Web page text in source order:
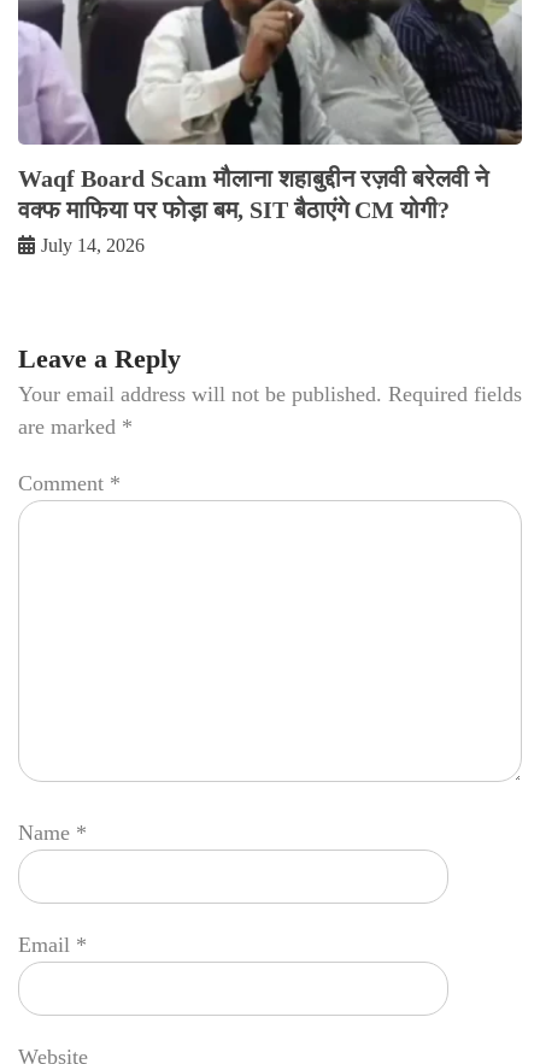
Waqf Board Scam मौलाना शहाबुद्दीन रज़वी बरेलवी ने
वक्फ माफिया पर फोड़ा बम, SIT बैठाएंगे CM योगी?
July 14, 2026
Leave a Reply
Your email address will not be published. Required fields
are marked *
Comment *
Name *
Email *
Website